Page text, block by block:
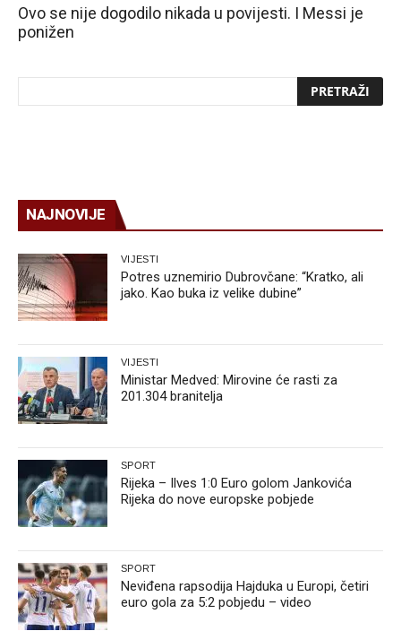
Ovo se nije dogodilo nikada u povijesti. I Messi je
ponižen
NAJNOVIJE
VIJESTI
Potres uznemirio Dubrovčane: “Kratko, ali
jako. Kao buka iz velike dubine”
VIJESTI
Ministar Medved: Mirovine će rasti za
201.304 branitelja
SPORT
Rijeka – Ilves 1:0 Euro golom Jankovića
Rijeka do nove europske pobjede
SPORT
Neviđena rapsodija Hajduka u Europi, četiri
euro gola za 5:2 pobjedu – video